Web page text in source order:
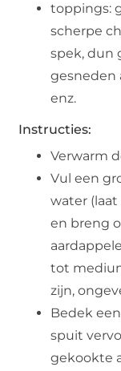
toppings:
scherpe
spek, dun
gesneden
enz.
Instructies:
Verwarm
Vul een
water
en breng
tot
zijn,
Bedek
spuit
gekookte